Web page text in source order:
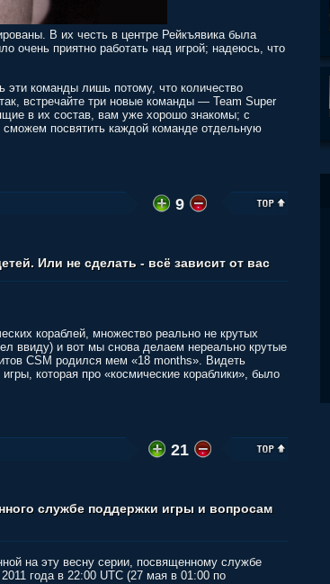
В их честь в центре Рейкъявика была
очень приятно работать над игрой; надеюсь, что
команды лишь потому, что количество
встречайте три новые команды ― Team Super
в их состав, вам уже хорошо знакомы; с
посвятить каждой команде отдельную
9
Или не сделать - всё зависит от вас
кораблей, множество реально не крутых
ввиду) и вот мы снова делаем нереально крутые
CSM родился мем «18 months». Видеть
которая про «космические кораблики», было
21
службе поддержки игры и вопросам
на эту весну серии, посвященному службе
года в 22:00 UTC (27 мая в 01:00 по